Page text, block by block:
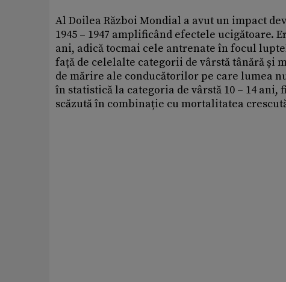
Al Doilea Război Mondial a avut un impact
1945 – 1947 amplificând efectele ucigătoare.
ani, adică tocmai cele antrenate în focul
față de celelalte categorii de vârstă tânără
de mărire ale conducătorilor pe care lumea
în statistică la categoria de vârstă 10 – 14
scăzută în combinație cu mortalitatea